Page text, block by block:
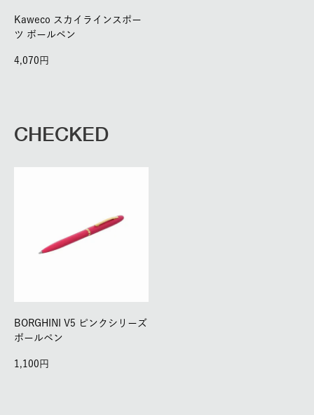
Kaweco スカイラインスポー
ツ ボールペン
4,070
CHECKED
BORGHINI V5 ピンクシリーズ
ボールペン
1,100